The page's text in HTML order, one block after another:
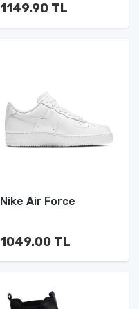
1149.90 TL
Nike Air Force
1049.00 TL